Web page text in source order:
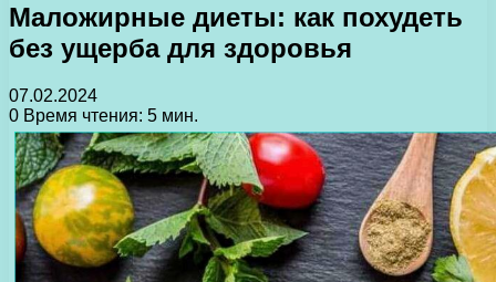
Маложирные диеты: как похудеть
без ущерба для здоровья
07.02.2024
0 Время чтения: 5 мин.